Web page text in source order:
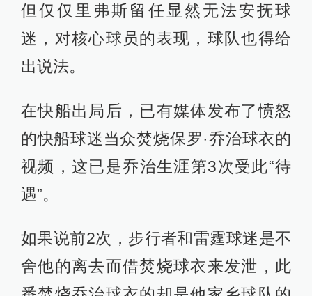
但仅仅里弗斯留任显然无法安抚球
迷，对核心球员的表现，球队也得给
出说法。
在快船出局后，已有媒体发布了愤怒
的快船球迷当众焚烧保罗·乔治球衣的
视频，这已是乔治生涯第3次受此“待
遇”。
如果说前2次，步行者和雷霆球迷是不
舍他的离去而借焚烧球衣来发泄，此